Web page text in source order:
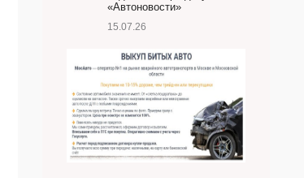
«Автоновости»
15.07.26